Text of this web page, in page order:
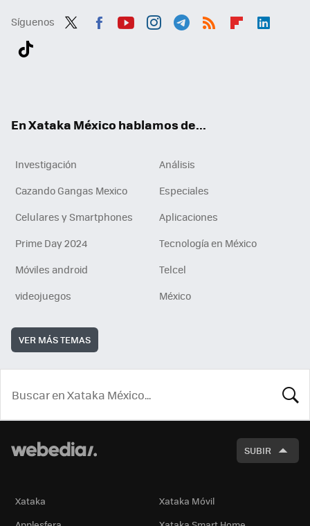
Síguenos
En Xataka México hablamos de...
Investigación
Análisis
Cazando Gangas Mexico
Especiales
Celulares y Smartphones
Aplicaciones
Prime Day 2024
Tecnología en México
Móviles android
Telcel
videojuegos
México
VER MÁS TEMAS
SUBIR
Xataka
Xataka Móvil